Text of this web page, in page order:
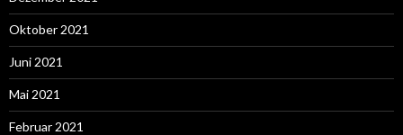
Oktober 2021
Juni 2021
Mai 2021
Februar 2021